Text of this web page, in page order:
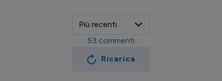
Ricarica
53 commenti